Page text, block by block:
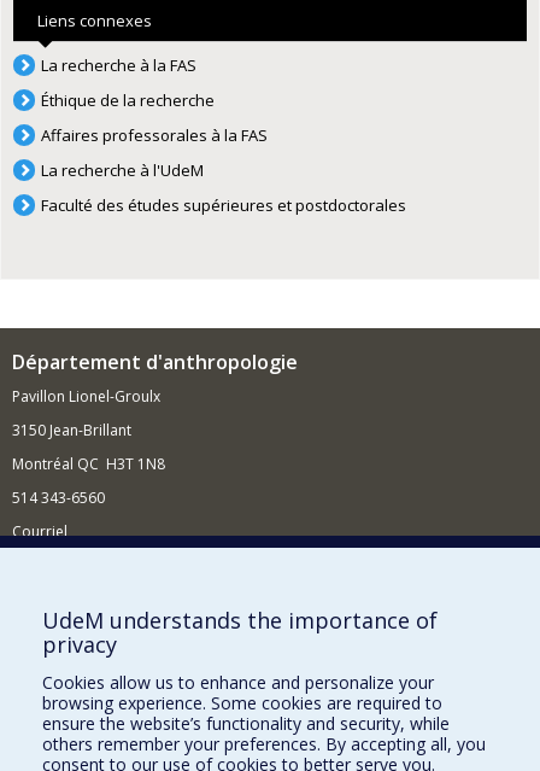
Liens connexes
La recherche à la FAS
Éthique de la recherche
Affaires professorales à la FAS
La recherche à l'UdeM
Faculté des études supérieures et postdoctorales
Département d'anthropologie
Pavillon Lionel-Groulx
3150 Jean-Brillant
Montréal QC H3T 1N8
514 343-6560
Courriel
Comment soutenir le Département?
BESOIN D'AIDE?
Plan du site
Signaler une erreur
Accessibilité
UdeM understands the importance of
privacy
Cookies allow us to enhance and personalize your
browsing experience. Some cookies are required to
ensure the website’s functionality and security, while
others remember your preferences. By accepting all, you
consent to our use of cookies to better serve you.